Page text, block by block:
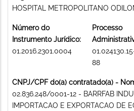
HOSPITAL METROPOLITANO
Número do
Instrumento Jurídico:
01.2016.2301.0004
Processo
88
CNPJ/CPF do(a) contratado(a) -
02.836.248/0001-12 - BARRFAB
IMPORTACAO E EXPORTACAO DE